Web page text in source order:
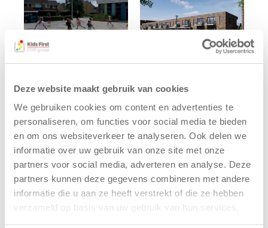
Deze website maakt gebruik van cookies
We gebruiken cookies om content en advertenties te
personaliseren, om functies voor social media te bieden
en om ons websiteverkeer te analyseren. Ook delen we
informatie over uw gebruik van onze site met onze
partners voor social media, adverteren en analyse. Deze
partners kunnen deze gegevens combineren met andere
informatie die u aan ze heeft verstrekt of die ze hebben
verzameld op basis van uw gebruik van hun services.
Kinderen BSO
De
Westerburcht
trainen alvast
voor Kids First
Mini 4 Mijl
7 augustus 2026
Eelde, 6 augustus
2026 – Kinderen
Kids First
tekent
koopcontract
voor nieuw
kindcentrum in
wijk Wiarda in
Leeuwarden
11 juni 2026
Leeuwarden –